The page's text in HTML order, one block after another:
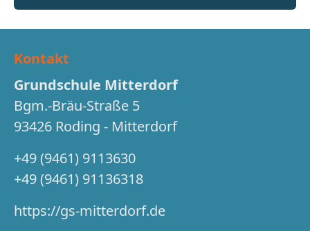
Kontakt
Grundschule Mitterdorf
Bgm.-Bräu-Straße 5
93426 Roding - Mitterdorf
+49 (9461) 9113630
+49 (9461) 91136318
https://gs-mitterdorf.de